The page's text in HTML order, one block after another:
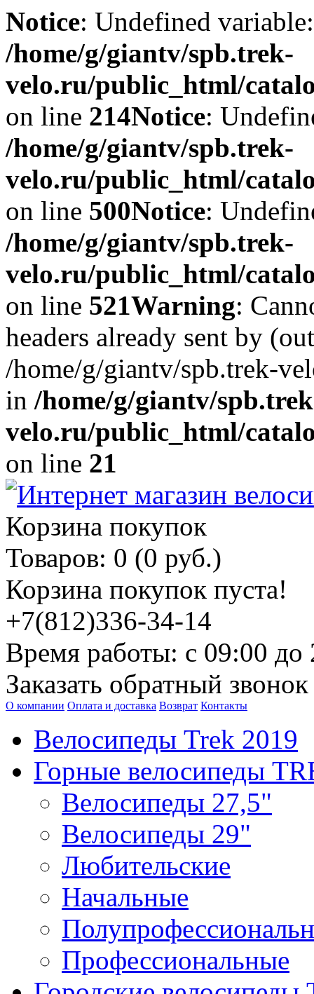
Notice: Undefined
/home/g/giantv/spb.trek-
velo.ru/public_html/
on line 214Notice:
/home/g/giantv/spb.trek-
velo.ru/public_html/
on line 500Notice:
/home/g/giantv/spb.trek-
velo.ru/public_html/
on line 521Warning:
headers already sent by
/home/g/giantv/spb.trek-
in /home/g/giantv/
velo.ru/public_html/
on line 21
Корзина покупок
Товаров: 0 (0 руб.)
Корзина покупок пуста!
+7(812)336-34-14
Время работы: с 09:00 до
Заказать обратный звонок
О компании Оплата и доставка Возврат Контакты
Велосипеды Trek 2019
Горные велосипеды
Велосипеды 27,5"
Велосипеды 29"
Любительские
Начальные
Профессиональные